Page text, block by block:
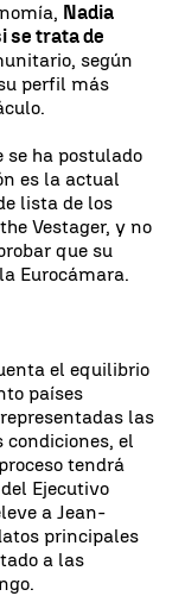
Nadia
se trata de
según
perfil más
se ha postulado
es la actual
lista de los
Vestager, y no
que su
Eurocámara.
el equilibrio
países
las
el
tendrá
Ejecutivo
a Jean-
principales
a las